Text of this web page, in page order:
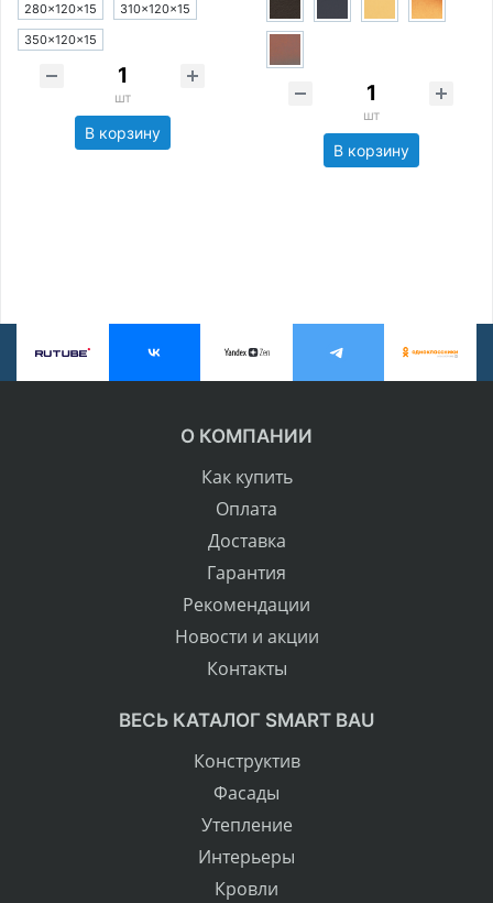
280×120×15
310×120×15
350×120×15
шт
В корзину
шт
В корзину
О КОМПАНИИ
Как купить
Оплата
Доставка
Гарантия
Рекомендации
Новости и акции
Контакты
ВЕСЬ КАТАЛОГ SMART BAU
Конструктив
Фасады
Утепление
Интерьеры
Кровли